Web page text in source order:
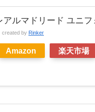
アルマドリード ユニ
created by Rinker
Amazon 楽天市場